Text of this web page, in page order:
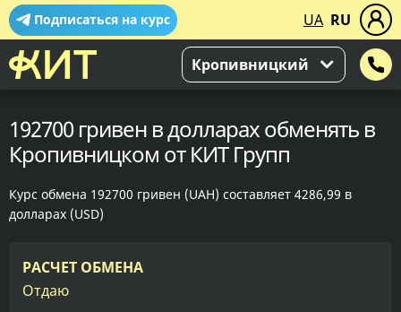
Подписаться на курс UA RU
Кропивницкий
192700 гривен в долларах обменять в
Кропивницком от КИТ Групп
Курс обмена 192700 гривен (UAH) составляет 4286,99 в
долларах (USD)
РАСЧЕТ ОБМЕНА
Отдаю